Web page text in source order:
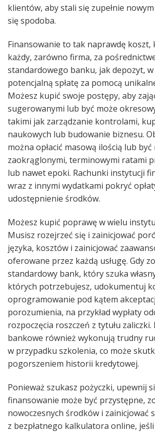
klientów, aby stali się zupełnie
się spodoba.
Finansowanie to tak naprawdę koszt,
każdy, zarówno firma, za
standardowego banku, jak depozyt, w
potencjalną spłatę za pomocą
Możesz kupić swoje postępy, aby
sugerowanymi lub być może
takimi jak zarządzanie kontrolami,
naukowych lub budowanie biznesu.
można opłacić masową ilością lub być
zaokrąglonymi, terminowymi ratami
lub nawet epoki. Rachunki instytucji
wraz z innymi wydatkami pokryć
udostępnienie środków.
Możesz kupić poprawę w wielu
Musisz rozejrzeć się i zainicjować
języka, kosztów i zainicjować
oferowane przez każdą usługę. Gdy
standardowy bank, który szuka
których potrzebujesz, udokumentuj
oprogramowanie pod kątem
porozumienia, na przykład wypłaty
rozpoczęcia roszczeń z tytułu
bankowe również wykonują trudny
w przypadku szkolenia, co może
pogorszeniem historii kredytowej.
Ponieważ szukasz pożyczki, upewnij
finansowanie może być przystępne,
nowoczesnych środków i zainicjować
z bezpłatnego kalkulatora online,